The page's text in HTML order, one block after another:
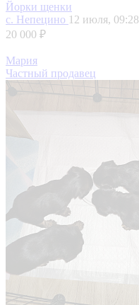
Йорки щенки
с. Непецино 12 июля, 09:28
20 000 ₽
Мария
Частный продавец